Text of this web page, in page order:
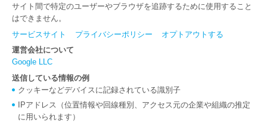
サイト間で特定のユーザーやブラウザを追跡するために使用すること
はできません。
サービスサイト
プライバシーポリシー
オプトアウトする
運営会社について
Google LLC
送信している情報の例
クッキーなどデバイスに記録されている識別子
IPアドレス（位置情報や回線種別、アクセス元の企業や組織の推定
に用いられます）